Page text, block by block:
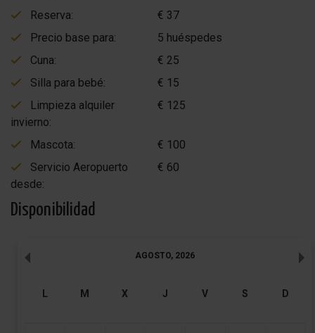
Reserva:
€ 37
Precio base para:
5 huéspedes
Cuna:
€ 25
Silla para bebé:
€ 15
Limpieza alquiler
invierno:
€ 125
Mascota:
€ 100
Servicio Aeropuerto
desde:
€ 60
Disponibilidad
AGOSTO, 2026
L M X J V S D